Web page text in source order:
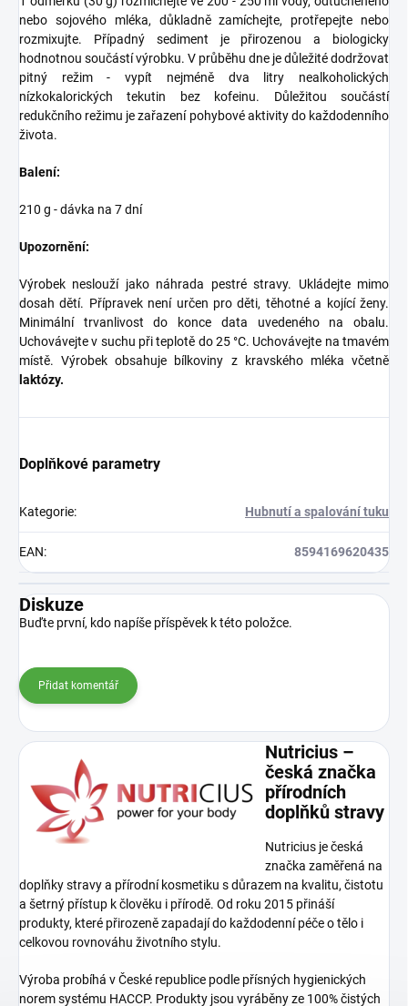
nebo sojového mléka, důkladně zamíchejte, protřepejte nebo
rozmixujte. Případný sediment je přirozenou a biologicky
hodnotnou součástí výrobku. V průběhu dne je důležité dodržovat
pitný režim - vypít nejméně dva litry nealkoholických
nízkokalorických tekutin bez kofeinu. Důležitou součástí
redukčního režimu je zařazení pohybové aktivity do každodenního
života.
Balení:
210 g - dávka na 7 dní
Upozornění:
Výrobek neslouží jako náhrada pestré stravy. Ukládejte mimo
dosah dětí. Přípravek není určen pro děti, těhotné a kojící ženy.
Minimální trvanlivost do konce data uvedeného na obalu.
Uchovávejte v suchu při teplotě do 25 °C. Uchovávejte na tmavém
místě. Výrobek obsahuje bílkoviny z kravského mléka včetně
laktózy.
Doplňkové parametry
Kategorie: Hubnutí a spalování tuku
EAN: 8594169620435
Diskuze
Buďte první, kdo napíše příspěvek k této položce.
Přidat komentář
Nutricius –
česká značka
přírodních
doplňků stravy
Nutricius je česká
značka zaměřená na
doplňky stravy a přírodní kosmetiku s důrazem na kvalitu, čistotu
a šetrný přístup k člověku i přírodě. Od roku 2015 přináší
produkty, které přirozeně zapadají do každodenní péče o tělo i
celkovou rovnováhu životního stylu.
Výroba probíhá v České republice podle přísných hygienických
norem systému HACCP. Produkty jsou vyráběny ze 100% čistých